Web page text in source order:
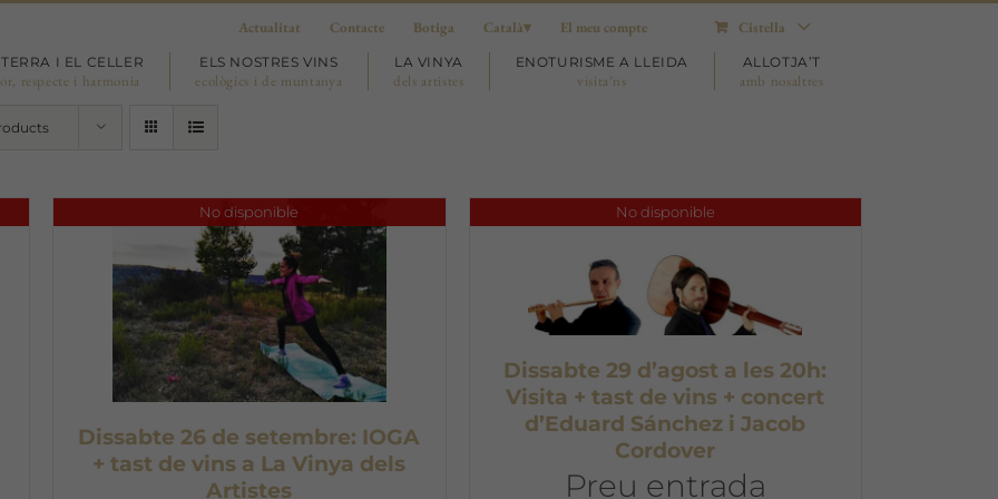
Actualitat Contacte Botiga Català El meu compte Cistella
I EL CELLER
respecte i harmonia
ELS NOSTRES VINS
ecològics i de muntanya
LA VINYA
dels artistes
ENOTURISME A LLEIDA
visita’ns
ALLOTJA’T
amb nosaltres
No disponible
Dissabte 26 de setembre: IOGA
+ tast de vins a La Vinya dels
Artistes
No disponible
Dissabte 29 d’agost a les 20h:
Visita + tast de vins + concert
d’Eduard Sánchez i Jacob
Cordover
Preu entrada